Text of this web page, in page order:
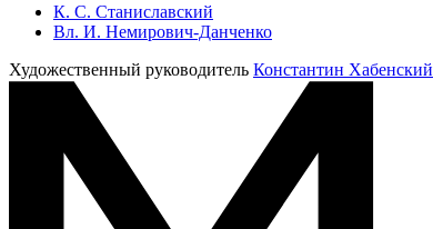
К. С. Станиславский
Вл. И. Немирович-Данченко
Художественный руководитель Константин Хабенский